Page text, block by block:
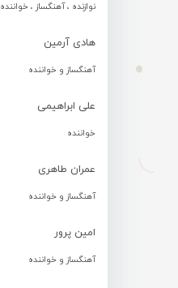
نوازنده ، آهنگساز ، خواننده
هادی آرمین
آهنگساز و خواننده
علی ابراهیمی
خواننده
عمران طاهری
آهنگساز و خواننده
امین پرور
آهنگساز و خواننده